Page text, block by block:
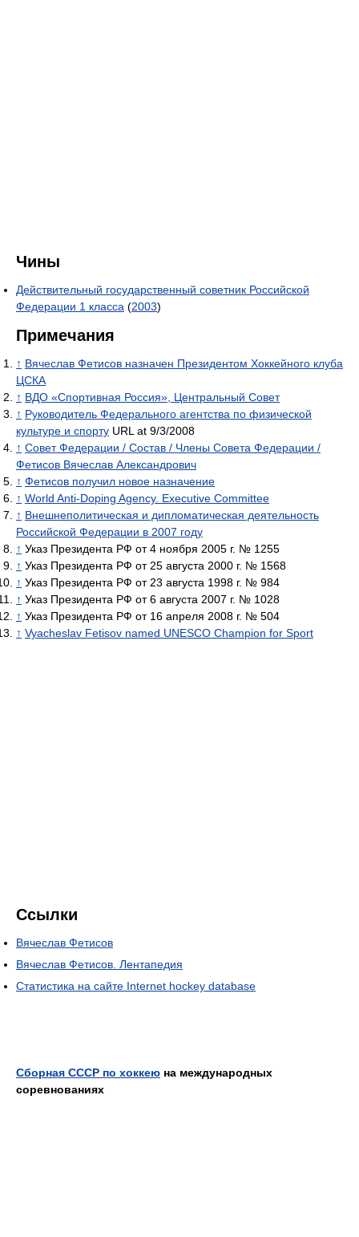
Чины
Действительный государственный советник Российской
Федерации 1 класса (2003)
Примечания
↑ Вячеслав Фетисов назначен Президентом Хоккейного клуба
ЦСКА
↑ ВДО «Спортивная Россия», Центральный Совет
↑ Руководитель Федерального агентства по физической
культуре и спорту URL at 9/3/2008
↑ Совет Федерации / Состав / Члены Совета Федерации /
Фетисов Вячеслав Александрович
↑ Фетисов получил новое назначение
↑ World Anti-Doping Agency. Executive Committee
↑ Внешнеполитическая и дипломатическая деятельность
Российской Федерации в 2007 году
↑ Указ Президента РФ от 4 ноября 2005 г. № 1255
↑ Указ Президента РФ от 25 августа 2000 г. № 1568
↑ Указ Президента РФ от 23 августа 1998 г. № 984
↑ Указ Президента РФ от 6 августа 2007 г. № 1028
↑ Указ Президента РФ от 16 апреля 2008 г. № 504
↑ Vyacheslav Fetisov named UNESCO Champion for Sport
Ссылки
Вячеслав Фетисов
Вячеслав Фетисов. Лентапедия
Статистика на сайте Internet hockey database
Сборная СССР по хоккею на международных
соревнованиях